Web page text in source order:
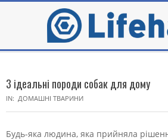
Menu
3 ідеальні породи собак для дому
IN: ДОМАШНІ ТВАРИНИ
Будь-яка людина, яка прийняла